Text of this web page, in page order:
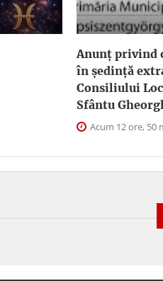
Anunţ privind
în şedinţă
Consiliului
Sfântu
Acum 12 ore, 50